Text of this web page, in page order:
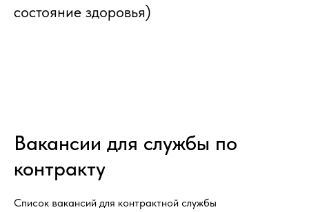
состояние здоровья)
Вакансии для службы по
контракту
Список вакансий для контрактной службы